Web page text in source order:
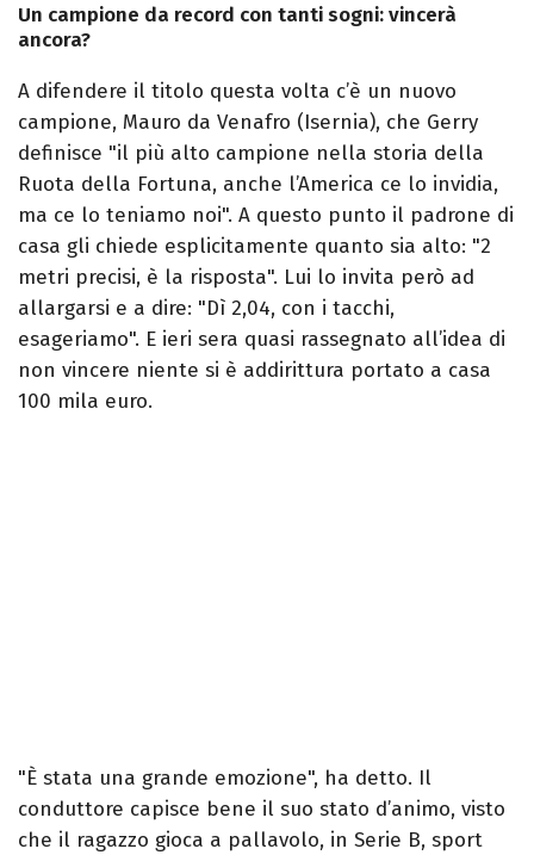
Un campione da record con tanti sogni: vincerà
ancora?
A difendere il titolo questa volta c’è un nuovo
campione, Mauro da Venafro (Isernia), che Gerry
definisce "il più alto campione nella storia della
Ruota della Fortuna, anche l’America ce lo invidia,
ma ce lo teniamo noi". A questo punto il padrone di
casa gli chiede esplicitamente quanto sia alto: "2
metri precisi, è la risposta". Lui lo invita però ad
allargarsi e a dire: "Dì 2,04, con i tacchi,
esageriamo". E ieri sera quasi rassegnato all’idea di
non vincere niente si è addirittura portato a casa
100 mila euro.
"È stata una grande emozione", ha detto. Il
conduttore capisce bene il suo stato d’animo, visto
che il ragazzo gioca a pallavolo, in Serie B, sport